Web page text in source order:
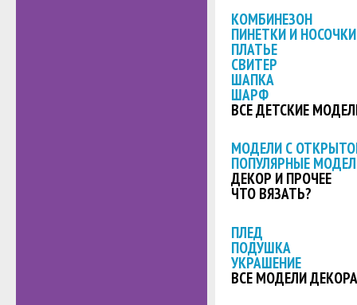
КОМБИНЕЗОН
ПИНЕТКИ И НОСОЧКИ
ПЛАТЬЕ
СВИТЕР
ШАПКА
ШАРФ
ВСЕ ДЕТСКИЕ
МОДЕЛИ С
ПОПУЛЯРНЫЕ
ДЕКОР И ПРОЧЕЕ
ЧТО ВЯЗАТЬ?
ПЛЕД
ПОДУШКА
УКРАШЕНИЕ
ВСЕ МОДЕЛИ ДЕКОРА